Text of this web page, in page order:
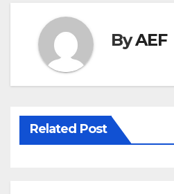
ByAEF
Related Post